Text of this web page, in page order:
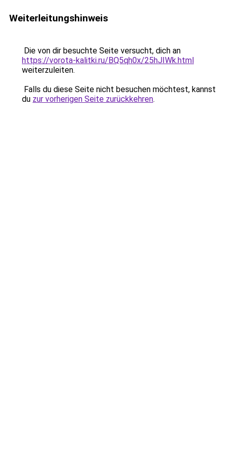
Weiterleitungshinweis
Die von dir besuchte Seite versucht, dich an
https://vorota-kalitki.ru/BQ5qh0x/25hJIWk.html
weiterzuleiten.
Falls du diese Seite nicht besuchen möchtest, kannst
du zur vorherigen Seite zurückkehren.